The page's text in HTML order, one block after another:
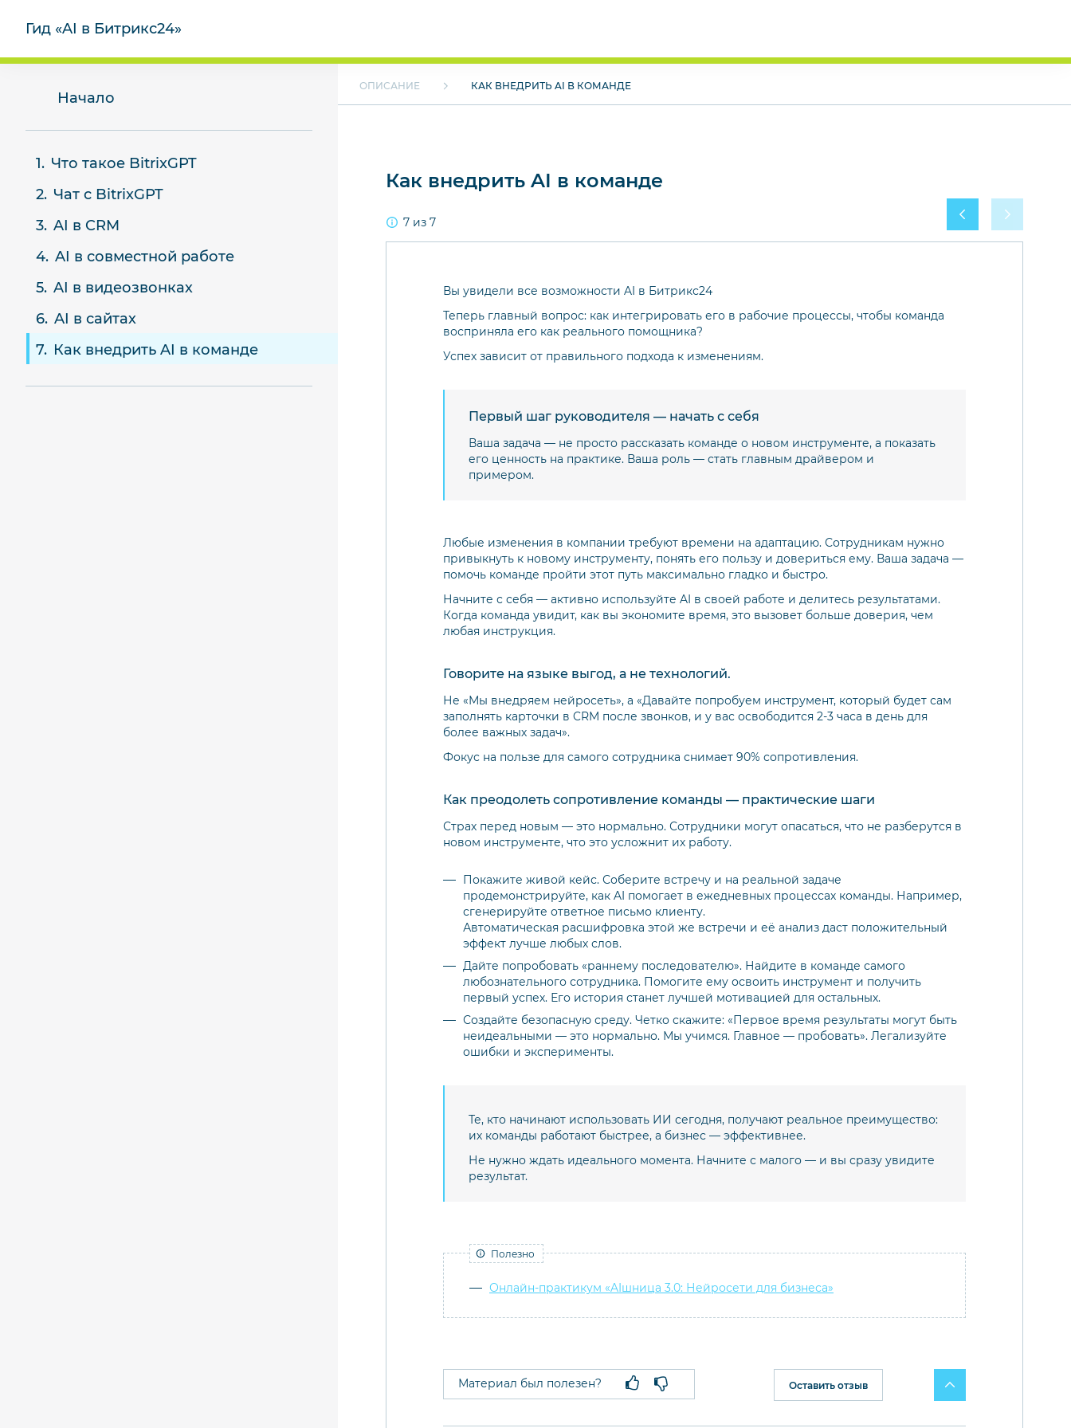
Гид «AI в Битрикс24»
Начало
Что такое BitrixGPT
Чат с BitrixGPT
AI в CRM
AI в совместной работе
AI в видеозвонках
AI в сайтах
Как внедрить AI в команде
ОПИСАНИЕ КАК ВНЕДРИТЬ AI В КОМАНДЕ
Как внедрить AI в команде
7 из 7
Вы увидели все возможности AI в Битрикс24
Теперь главный вопрос: как интегрировать его в рабочие процессы, чтобы команда
восприняла его как реального помощника?
Успех зависит от правильного подхода к изменениям.
Первый шаг руководителя — начать с себя
Ваша задача — не просто рассказать команде о новом инструменте, а показать
его ценность на практике. Ваша роль — стать главным драйвером и
примером.
Любые изменения в компании требуют времени на адаптацию. Сотрудникам нужно
привыкнуть к новому инструменту, понять его пользу и довериться ему. Ваша задача —
помочь команде пройти этот путь максимально гладко и быстро.
Начните с себя — активно используйте AI в своей работе и делитесь результатами.
Когда команда увидит, как вы экономите время, это вызовет больше доверия, чем
любая инструкция.
Говорите на языке выгод, а не технологий.
Не «Мы внедряем нейросеть», а «Давайте попробуем инструмент, который будет сам
заполнять карточки в CRM после звонков, и у вас освободится 2-3 часа в день для
более важных задач».
Фокус на пользе для самого сотрудника снимает 90% сопротивления.
Как преодолеть сопротивление команды — практические шаги
Страх перед новым — это нормально. Сотрудники могут опасаться, что не разберутся в
новом инструменте, что это усложнит их работу.
Покажите живой кейс. Соберите встречу и на реальной задаче
продемонстрируйте, как AI помогает в ежедневных процессах команды. Например,
сгенерируйте ответное письмо клиенту.
Автоматическая расшифровка этой же встречи и её анализ даст положительный
эффект лучше любых слов.
Дайте попробовать «раннему последователю». Найдите в команде самого
любознательного сотрудника. Помогите ему освоить инструмент и получить
первый успех. Его история станет лучшей мотивацией для остальных.
Создайте безопасную среду. Четко скажите: «Первое время результаты могут быть
неидеальными — это нормально. Мы учимся. Главное — пробовать». Легализуйте
ошибки и эксперименты.
Те, кто начинают использовать ИИ сегодня, получают реальное преимущество:
их команды работают быстрее, а бизнес — эффективнее.
Не нужно ждать идеального момента. Начните с малого — и вы сразу увидите
результат.
Полезно
Онлайн-практикум «AIшница 3.0: Нейросети для бизнеса»
Материал был полезен? Оставить отзыв